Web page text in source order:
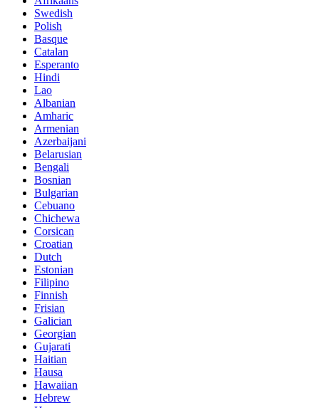
Swedish
Polish
Basque
Catalan
Esperanto
Hindi
Lao
Albanian
Amharic
Armenian
Azerbaijani
Belarusian
Bengali
Bosnian
Bulgarian
Cebuano
Chichewa
Corsican
Croatian
Dutch
Estonian
Filipino
Finnish
Frisian
Galician
Georgian
Gujarati
Haitian
Hausa
Hawaiian
Hebrew